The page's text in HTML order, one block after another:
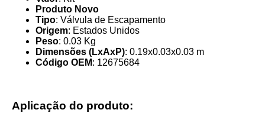
Produto Novo
Tipo: Válvula de Escapamento
Origem: Estados Unidos
Peso: 0.03 Kg
Dimensões (LxAxP): 0.19x0.03x0.03 m
Código OEM: 12675684
Aplicação do produto: